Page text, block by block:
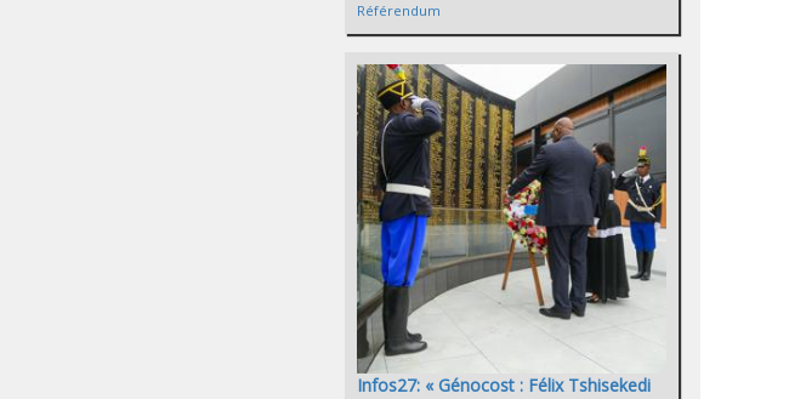
Référendum
Infos27: « Génocost : Félix Tshisekedi